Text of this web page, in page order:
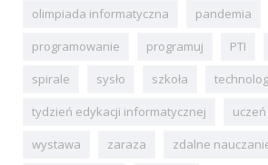
olimpiada informatyczna
pandemia
programowanie
programuj PTI
spirale
sysło szkoła
tydzień edykacji informatycznej
uczeń
wystawa
zaraza
zdalne